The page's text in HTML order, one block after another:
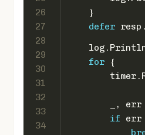
26
27
28
29
30
31
32
33
34
    }
defer
for {
_,
if err